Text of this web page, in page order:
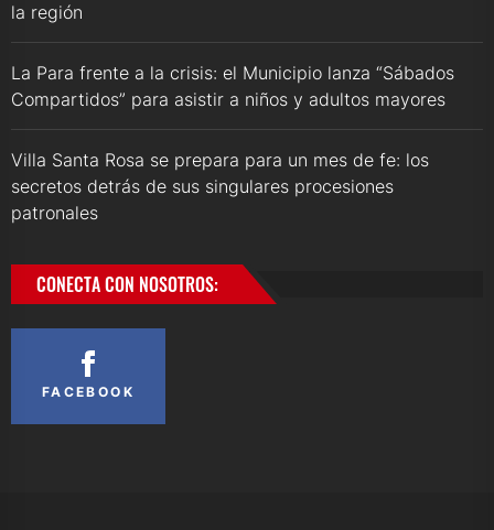
la región
La Para frente a la crisis: el Municipio lanza “Sábados
Compartidos” para asistir a niños y adultos mayores
Villa Santa Rosa se prepara para un mes de fe: los
secretos detrás de sus singulares procesiones
patronales
CONECTA CON NOSOTROS:
FACEBOOK